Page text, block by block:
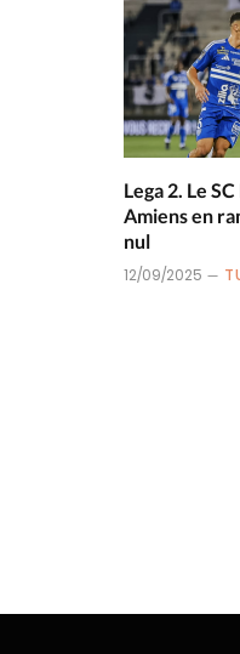
Lega 2. Le
Amiens en
nul
12/09/2025